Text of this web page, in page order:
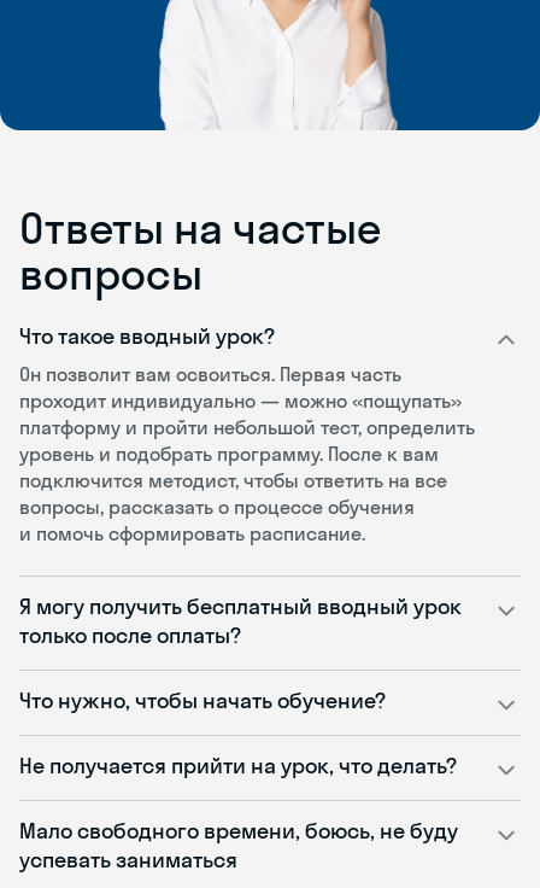
Ответы на частые
вопросы
Что такое вводный урок?
Он позволит вам освоиться. Первая часть
проходит индивидуально — можно «пощупать»
платформу и пройти небольшой тест, определить
уровень и подобрать программу. После к вам
подключится методист, чтобы ответить на все
вопросы, рассказать о процессе обучения
и помочь сформировать расписание.
Я могу получить бесплатный вводный урок
только после оплаты?
Что нужно, чтобы начать обучение?
Не получается прийти на урок, что делать?
Мало свободного времени, боюсь, не буду
успевать заниматься